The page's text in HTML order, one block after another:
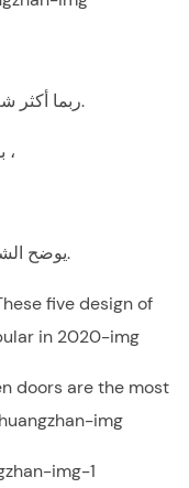
ربما أكثر شعور الوجود في جميع الأنماط.
باهظة بعض الشيء ،
يوضح الشعور بالهدوء وضبط النفس.